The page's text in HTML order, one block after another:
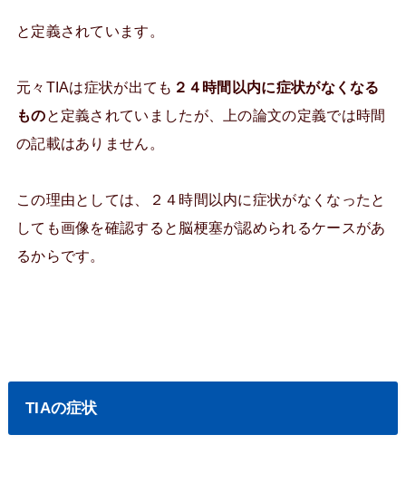
と定義されています。
元々TIAは症状が出ても ２４時間以内に症状がなくなる
ものと定義されていましたが、上の論文の定義では時間
の記載はありません。
この理由としては、２４時間以内に症状がなくなったと
しても画像を確認すると脳梗塞が認められるケースがあ
るからです。
TIAの症状